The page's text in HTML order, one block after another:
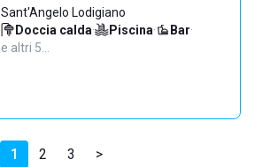
Sant'Angelo Lodigiano
Doccia calda· Piscina· Bar·
e altri 5…
1 2 3 >